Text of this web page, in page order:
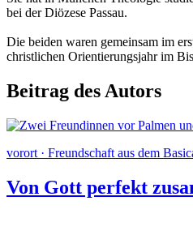
bei der Diözese Passau.
Die beiden waren gemeinsam im
christlichen Orientierungsjahr im
Beitrag des Autors
vorort · Freundschaft aus dem
Von Gott perfekt